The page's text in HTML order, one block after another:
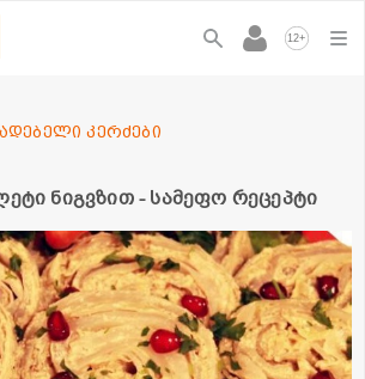
12+
ნიგვზით - სამეფო რეცეპტი
კერძები